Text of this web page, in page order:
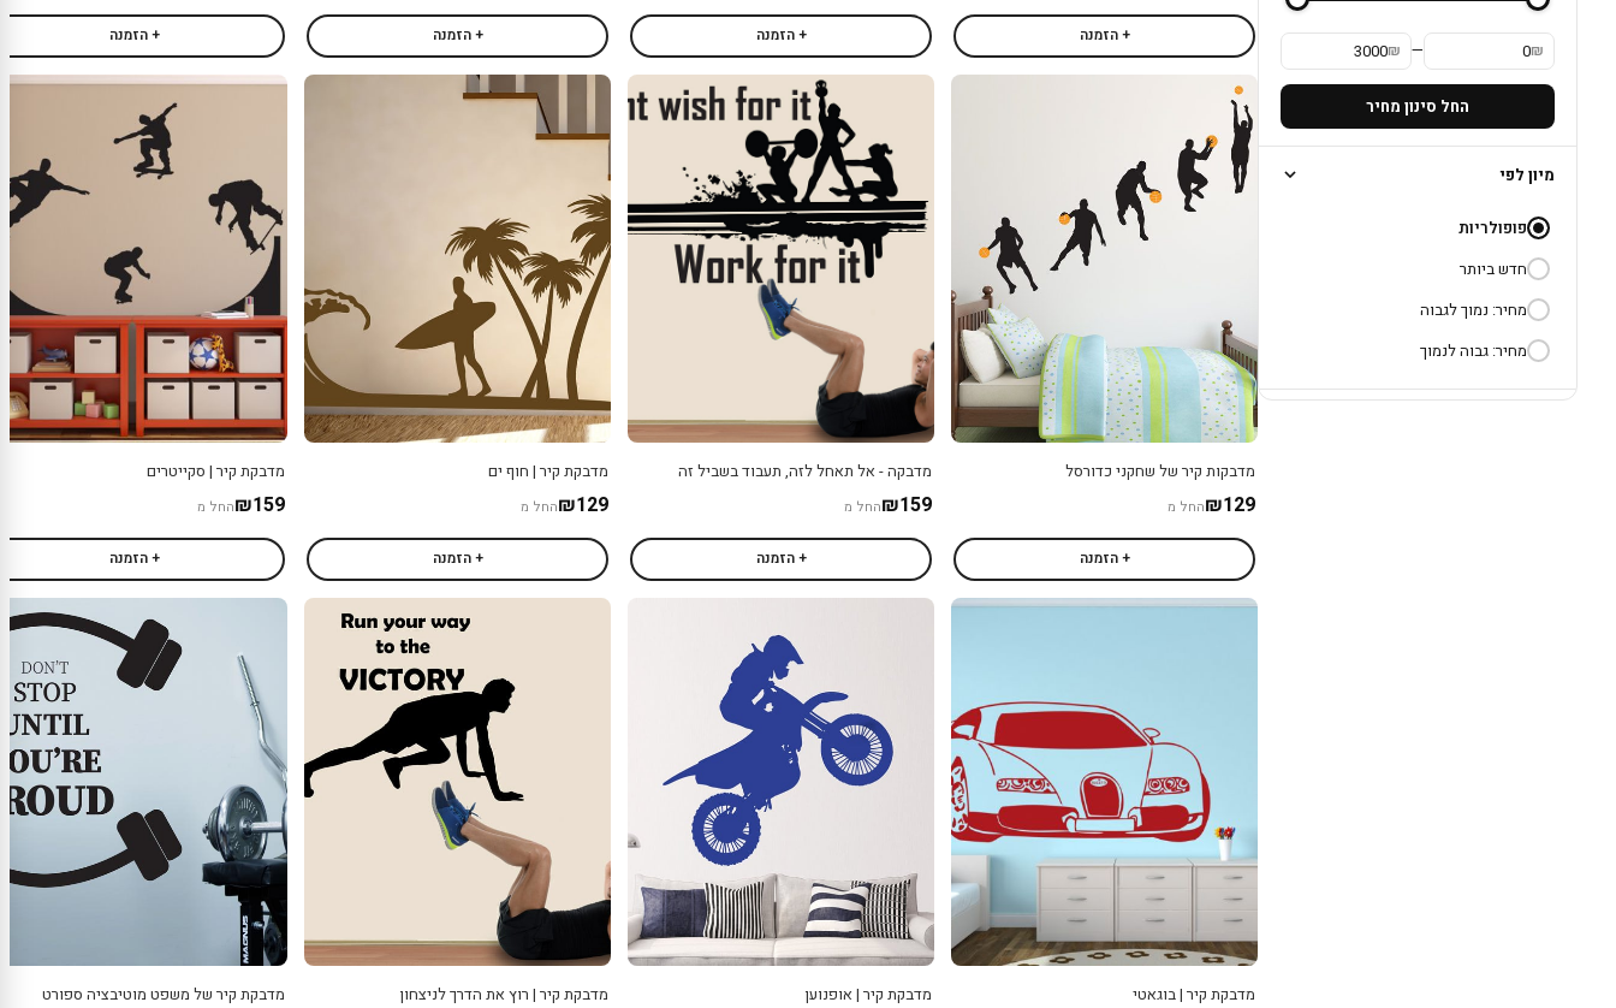
₪
—
₪
החל סינון מחיר
מיון לפי
פופולריות
חדש ביותר
מחיר: נמוך לגבוה
מחיר: גבוה לנמוך
+ הזמנה + הזמנה + הזמנה + הזמנה
מדבקות קיר של שחקני כדורסל
₪129החל מ
+ הזמנה
מדבקה - אל תאחל לזה, תעבוד בשביל זה
₪159החל מ
+ הזמנה
מדבקת קיר | חוף ים
₪129החל מ
+ הזמנה
מדבקת קיר | סקייטרים
₪159החל מ
+ הזמנה
מדבקת קיר | בוגאטי מדבקת קיר | אופנוען מדבקת קיר | רוץ את הדרך לניצחון מדבקת קיר של משפט מוטיבציה ספורט